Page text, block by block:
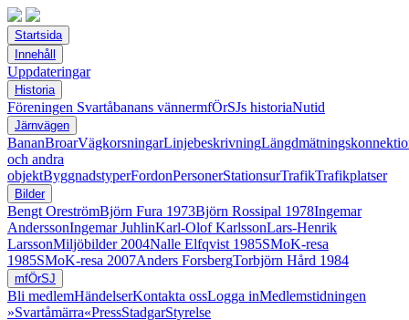
Startsida
Innehåll
Uppdateringar
Historia
Föreningen Svartåbanans vännermfÖrSJs historiaNutid
Järnvägen
BananBroarVägkorsningarLinjebeskrivning
och andra
objektByggnadstyperFordonPersonerStationsurTrafikTrafikplatser
Bilder
Bengt OreströmBjörn Fura 1973Björn Rossipal 1978Ingemar
AnderssonIngemar JuhlinKarl-Olof KarlssonLars-Henrik
LarssonMiljöbilder 2004Nalle Elfqvist 1985SMoK-resa
1985SMoK-resa 2007Anders ForsbergTorbjörn Hård 1984
mfÖrSJ
Bli medlemHändelserKontakta ossLogga inMedlemstidningen
»Svartåmärra«PressStadgarStyrelse